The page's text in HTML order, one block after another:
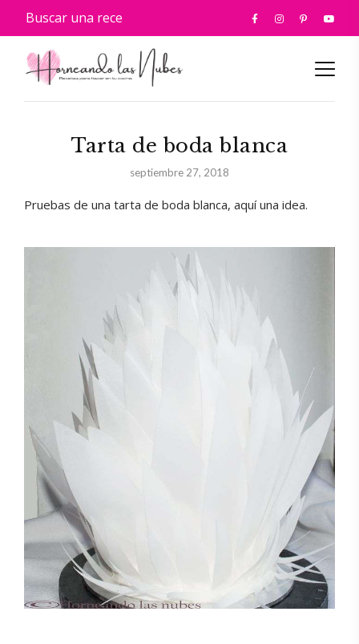
Tarta de boda blanca
septiembre 27, 2018
Pruebas de una tarta de boda blanca, aquí una idea.